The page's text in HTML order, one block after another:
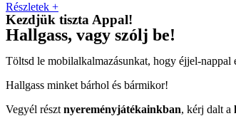
Részletek +
Kezdjük tiszta Appal!
Hallgass, vagy szólj be!
Töltsd le mobilalkalmazásunkat, hogy éjjel-nappal
Hallgass minket bárhol és bármikor!
Vegyél részt nyereményjátékainkban, kérj dalt a